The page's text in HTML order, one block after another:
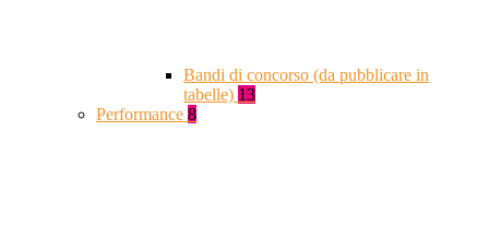
Bandi di concorso (da pubblicare in
tabelle) 13
Performance 8